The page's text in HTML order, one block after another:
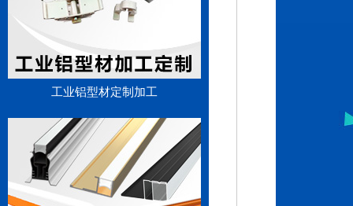
工业铝型材定制加工